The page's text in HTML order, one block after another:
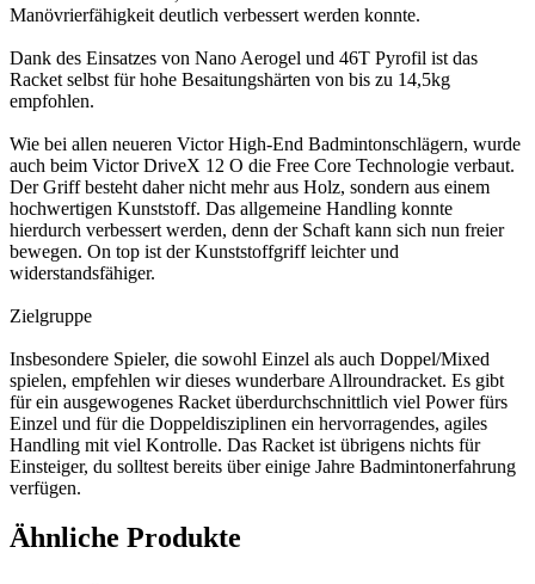
Manövrierfähigkeit deutlich verbessert werden konnte.
Dank des Einsatzes von Nano Aerogel und 46T Pyrofil ist das
Racket selbst für hohe Besaitungshärten von bis zu 14,5kg
empfohlen.
Wie bei allen neueren Victor High-End Badmintonschlägern, wurde
auch beim Victor DriveX 12 O die Free Core Technologie verbaut.
Der Griff besteht daher nicht mehr aus Holz, sondern aus einem
hochwertigen Kunststoff. Das allgemeine Handling konnte
hierdurch verbessert werden, denn der Schaft kann sich nun freier
bewegen. On top ist der Kunststoffgriff leichter und
widerstandsfähiger.
Zielgruppe
Insbesondere Spieler, die sowohl Einzel als auch Doppel/Mixed
spielen, empfehlen wir dieses wunderbare Allroundracket. Es gibt
für ein ausgewogenes Racket überdurchschnittlich viel Power fürs
Einzel und für die Doppeldisziplinen ein hervorragendes, agiles
Handling mit viel Kontrolle. Das Racket ist übrigens nichts für
Einsteiger, du solltest bereits über einige Jahre Badmintonerfahrung
verfügen.
Ähnliche Produkte